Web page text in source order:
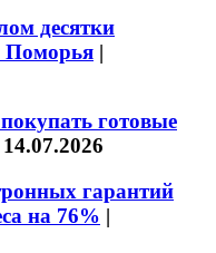
десятки
Поморья |
готовые
14.07.2026
гарантий
на 76% |